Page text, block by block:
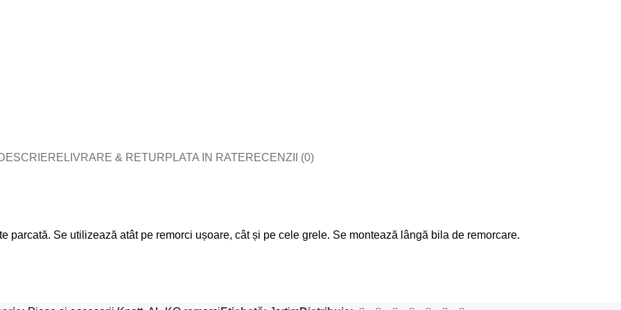
LIVRARE & RETURPLATA IN RATERECENZII (0)
parcată. Se utilizează atât pe remorci ușoare, cât și pe cele grele. Se montează lângă bila de remorcare.